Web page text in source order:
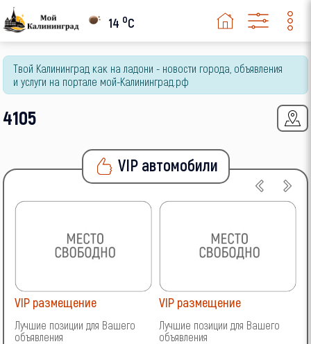
14 oC
Твой Калининград как на ладони - новости города, объявления
и услуги на портале мой-Калининград.рф
4105
VIP автомобили
VIP размещение
Лучшие позиции для Вашего
объявления
VIP размещение
Лучшие позиции для Вашего
объявления